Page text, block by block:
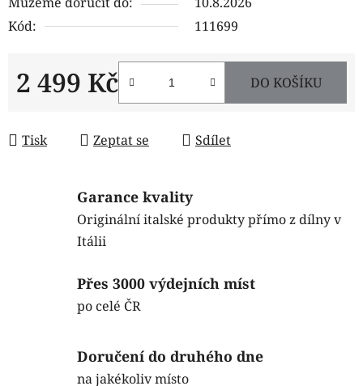
Kód:
111699
2 499 Kč DO KOŠÍKU
Tisk Zeptat se Sdílet
Garance kvality
Originální italské produkty přímo z dílny v
Itálii
Přes 3000 výdejních míst
po celé ČR
Doručení do druhého dne
na jakékoliv místo